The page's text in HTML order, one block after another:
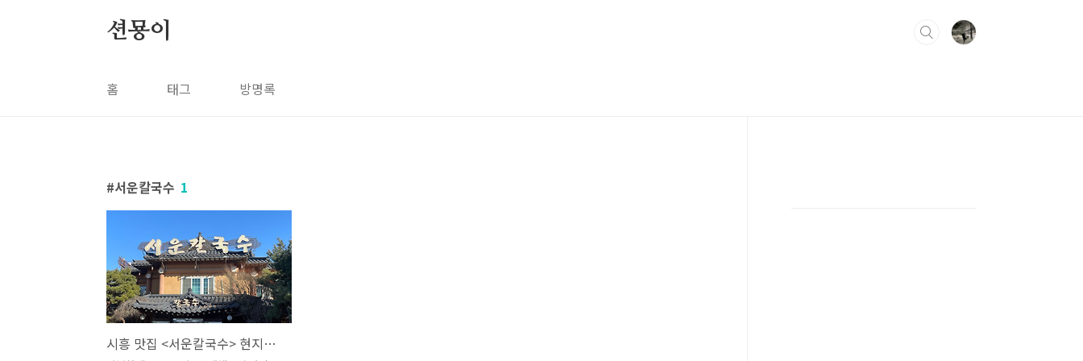
션묭이
홈 태그 방명록
서운칼국수 1
시흥 맛집 <서운칼국수> 현지인 맛집 칼국수 맛집